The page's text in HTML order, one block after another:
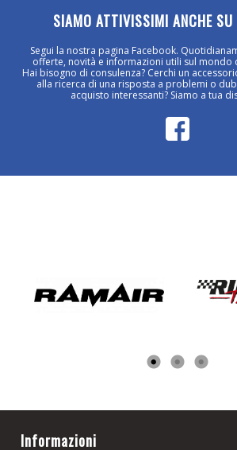
SIAMO ATTIVISSIMI ANCHE SU
Segui la nostra pagina Facebook.
offerte, novità e informazioni utili sul mondo
Hai bisogno di consulenza? Cerchi un
alla ricerca di una risposta a problemi o
acquisto interessanti? Siamo a tua
Informazioni